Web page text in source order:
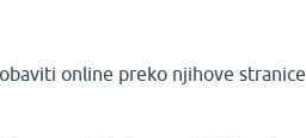
online preko njihove stranice